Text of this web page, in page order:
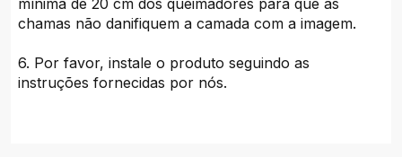
mínima de 20 cm dos queimadores para que as
chamas não danifiquem a camada com a imagem.
6. Por favor, instale o produto seguindo as
instruções fornecidas por nós.